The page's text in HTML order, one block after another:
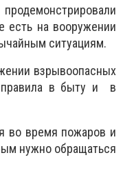
есть на вооружении
ситуациям.
взрывоопасных
правила в быту и в
во время пожаров и
нужно обращаться